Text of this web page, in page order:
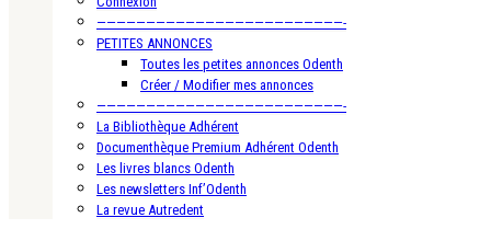
—————————————————————————-
PETITES ANNONCES
Toutes les petites annonces Odenth
Créer / Modifier mes annonces
—————————————————————————-
La Bibliothèque Adhérent
Documenthèque Premium Adhérent Odenth
Les livres blancs Odenth
Les newsletters Inf’Odenth
La revue Autredent